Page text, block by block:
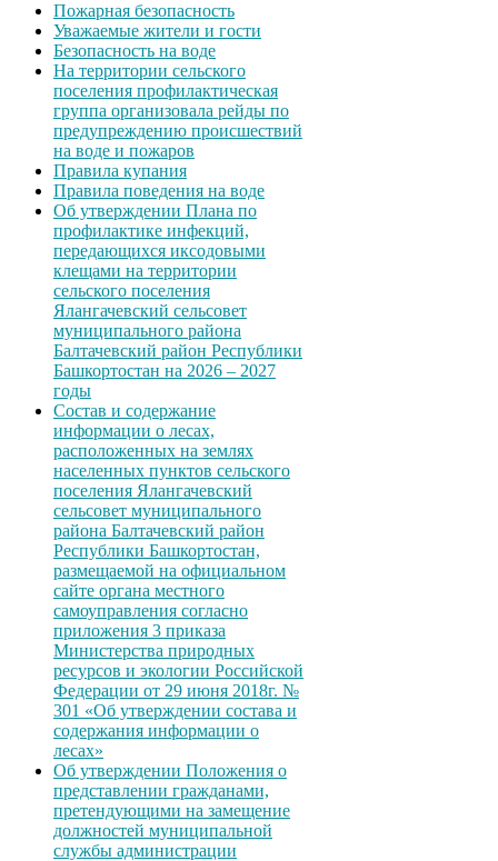
Пожарная безопасность
Уважаемые жители и гости
Безопасность на воде
На территории сельского
поселения профилактическая
группа организовала рейды по
предупреждению происшествий
на воде и пожаров
Правила купания
Правила поведения на воде
Об утверждении Плана по
профилактике инфекций,
передающихся иксодовыми
клещами на территории
сельского поселения
Ялангачевский сельсовет
муниципального района
Балтачевский район Республики
Башкортостан на 2026 – 2027
годы
Состав и содержание
информации о лесах,
расположенных на землях
населенных пунктов сельского
поселения Ялангачевский
сельсовет муниципального
района Балтачевский район
Республики Башкортостан,
размещаемой на официальном
сайте органа местного
самоуправления согласно
приложения 3 приказа
Министерства природных
ресурсов и экологии Российской
Федерации от 29 июня 2018г. №
301 «Об утверждении состава и
содержания информации о
лесах»
Об утверждении Положения о
представлении гражданами,
претендующими на замещение
должностей муниципальной
службы администрации